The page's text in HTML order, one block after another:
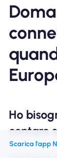
Ho
contare
Scarica l'app